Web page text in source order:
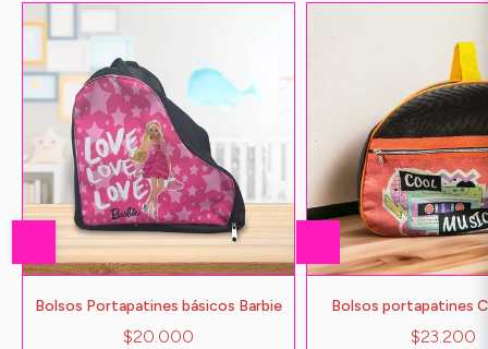
Bolsos Portapatines básicos Barbie
$20.000
Bolsos portapatines
$23.200